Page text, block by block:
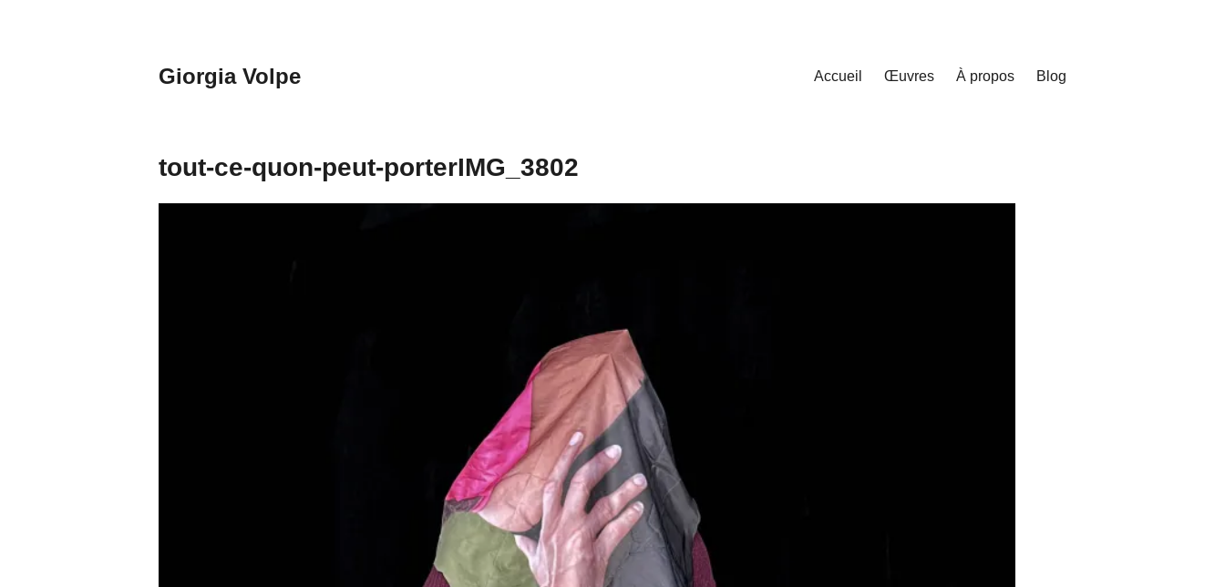
principal
Giorgia Volpe Accueil Œuvres À propos Blog
tout-ce-quon-peut-porterIMG_3802